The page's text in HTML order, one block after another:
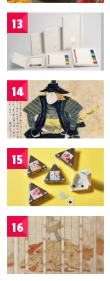
13
14
15
16